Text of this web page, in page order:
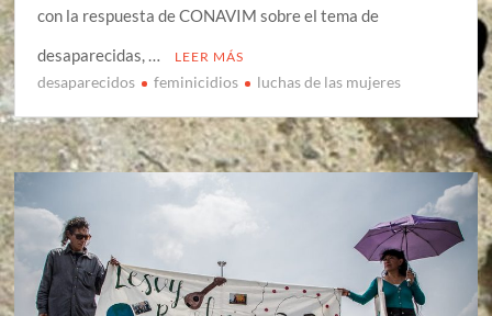
con la respuesta de CONAVIM sobre el tema de
desaparecidas, …
LEER MÁS
desaparecidos feminicidios luchas de las mujeres